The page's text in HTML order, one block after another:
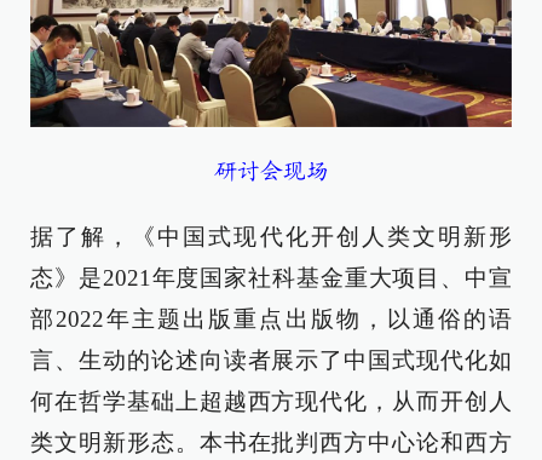
研讨会现场
据了解，《中国式现代化开创人类文明新形
态》是2021年度国家社科基金重大项目、中宣
部2022年主题出版重点出版物，以通俗的语
言、生动的论述向读者展示了中国式现代化如
何在哲学基础上超越西方现代化，从而开创人
类文明新形态。本书在批判西方中心论和西方